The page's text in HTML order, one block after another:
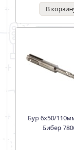
Бур 6х50/110мм SDS +
Бибер